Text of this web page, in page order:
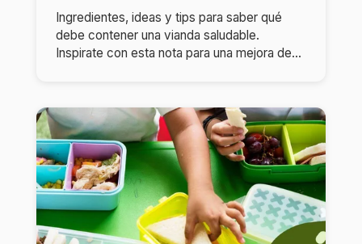
Ingredientes, ideas y tips para saber qué
debe contener una vianda saludable.
Inspirate con esta nota para una mejora de...